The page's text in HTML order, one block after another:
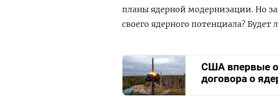
планы ядерной модернизации. Но
своего ядерного потенциала?
США впервые
договора о